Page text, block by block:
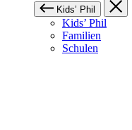
Kids’ Phil
Kids’ Phil
Familien
Schulen